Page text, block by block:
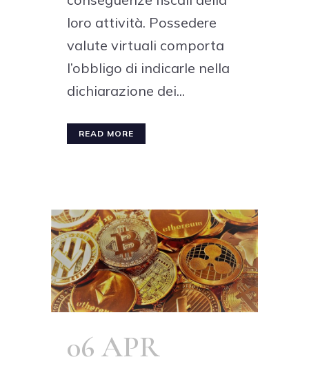
loro attività. Possedere
valute virtuali comporta
l’obbligo di indicarle nella
dichiarazione dei...
READ MORE
06 APR